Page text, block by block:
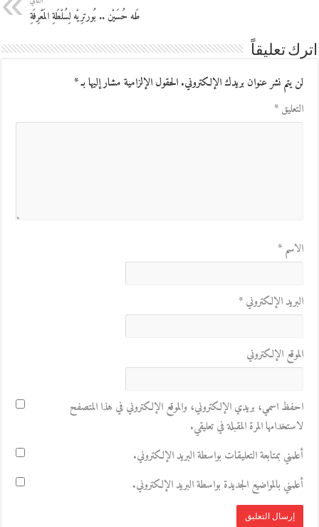
طَه حُسَيْن .. بُورترِيْه لِسُلْطَةِ المَعْرِفَةِ
اترك تعليقاً
لن يتم نشر عنوان بريدك الإلكتروني.الحقول الإلزامية مشار إليها بـ*
التعليق*
الاسم*
البريد الإلكتروني*
الموقع الإلكتروني
احفظ اسمي، بريدي الإلكتروني، والموقع الإلكتروني في هذا المتصفح
لاستخدامها المرة المقبلة في تعليقي.
أعلمني بمتابعة التعليقات بواسطة البريد الإلكتروني.
أعلمني بالمواضيع الجديدة بواسطة البريد الإلكتروني.